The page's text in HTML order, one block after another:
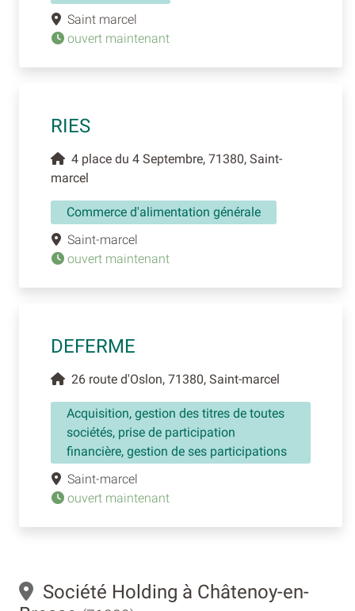
Saint marcel
ouvert maintenant
RIES
4 place du 4 Septembre, 71380, Saint-
marcel
Commerce d'alimentation générale
Saint-marcel
ouvert maintenant
DEFERME
26 route d'Oslon, 71380, Saint-marcel
Acquisition, gestion des titres de toutes
sociétés, prise de participation
financière, gestion de ses participations
Saint-marcel
ouvert maintenant
Société Holding à Châtenoy-en-